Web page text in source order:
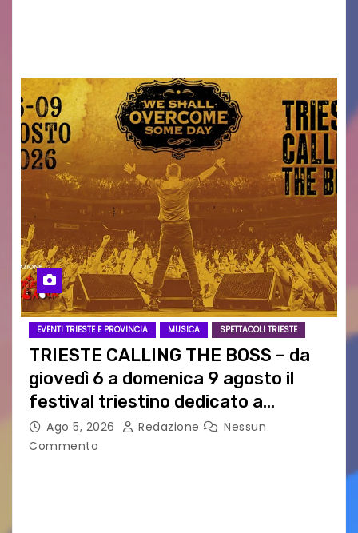
EVENTI TRIESTE E PROVINCIA MUSICA SPETTACOLI TRIESTE
TRIESTE CALLING THE BOSS – da
giovedì 6 a domenica 9 agosto il
festival triestino dedicato a
Springsteen
Ago 5, 2026 Redazione
Nessun
Commento